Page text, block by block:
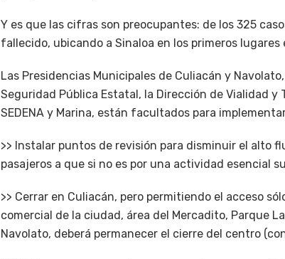
Y es que las cifras son preocupantes: de los 325
fallecido, ubicando a Sinaloa en los primeros
Las Presidencias Municipales de Culiacán y
Seguridad Pública Estatal, la Dirección de Vialidad y
SEDENA y Marina, están facultados para
>> Instalar puntos de revisión para disminuir el alto
pasajeros a que si no es por una actividad esencial
>> Cerrar en Culiacán, pero permitiendo el acceso
comercial de la ciudad, área del Mercadito, Parque
Navolato, deberá permanecer el cierre del centro